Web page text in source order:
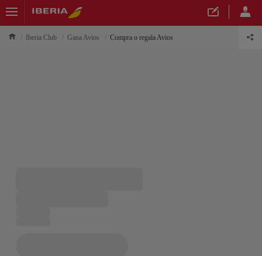
Iberia Club Gana Avios Compra o regala Avios